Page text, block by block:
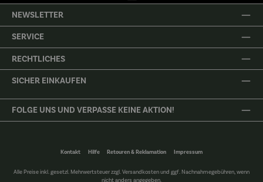
NEWSLETTER
SERVICE
RECHTLICHES
SICHER EINKAUFEN
FOLGE UNS UND VERPASSE KEINE AKTION!
Kontakt Hilfe Retouren & Reklamation Impressum
Alle Preise inkl. gesetzl. Mehrwertsteuer zzgl.Versandkostenund ggf. Nachnahmegebühren, wenn
nicht anders angegeben.